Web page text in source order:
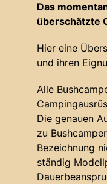
Das
überschätzte
Hier eine
und ihren
Alle
Die genauen
zu
Bezeichnung
ständig